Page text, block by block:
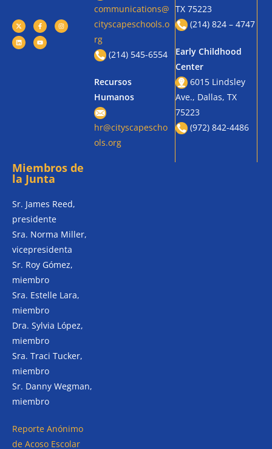
communications@
cityscapeschools.o
rg
(214) 545-6554
Recursos
Humanos
hr@cityscapescho
ols.org
TX 75223
(214) 824 – 4747
Early Childhood
Center
6015 Lindsley
Ave., Dallas, TX
75223
(972) 842-4486
Miembros de
la Junta
Sr. James Reed,
presidente
Sra. Norma Miller,
vicepresidenta
Sr. Roy Gómez,
miembro
Sra. Estelle Lara,
miembro
Dra. Sylvia López,
miembro
Sra. Traci Tucker,
miembro
Sr. Danny Wegman,
miembro
Reporte Anónimo
de Acoso Escolar